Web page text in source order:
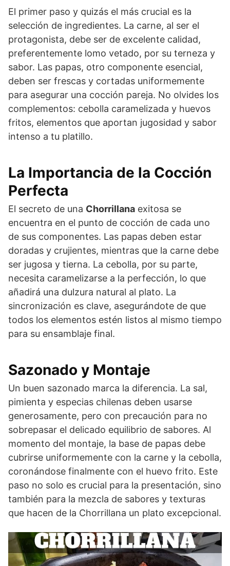
El primer paso y quizás el más crucial es la
selección de ingredientes. La carne, al ser el
protagonista, debe ser de excelente calidad,
preferentemente lomo vetado, por su terneza y
sabor. Las papas, otro componente esencial,
deben ser frescas y cortadas uniformemente
para asegurar una cocción pareja. No olvides los
complementos: cebolla caramelizada y huevos
fritos, elementos que aportan jugosidad y sabor
intenso a tu platillo.
La Importancia de la Cocción
Perfecta
El secreto de una Chorrillana exitosa se
encuentra en el punto de cocción de cada uno
de sus componentes. Las papas deben estar
doradas y crujientes, mientras que la carne debe
ser jugosa y tierna. La cebolla, por su parte,
necesita caramelizarse a la perfección, lo que
añadirá una dulzura natural al plato. La
sincronización es clave, asegurándote de que
todos los elementos estén listos al mismo tiempo
para su ensamblaje final.
Sazonado y Montaje
Un buen sazonado marca la diferencia. La sal,
pimienta y especias chilenas deben usarse
generosamente, pero con precaución para no
sobrepasar el delicado equilibrio de sabores. Al
momento del montaje, la base de papas debe
cubrirse uniformemente con la carne y la cebolla,
coronándose finalmente con el huevo frito. Este
paso no solo es crucial para la presentación, sino
también para la mezcla de sabores y texturas
que hacen de la Chorrillana un plato excepcional.